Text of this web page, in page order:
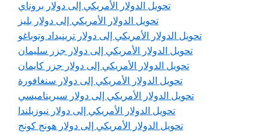
تحويل الدولار الأمريكي إلى دولار بروناي
تحويل الدولار الأمريكي إلى دولار بليز
تحويل الدولار الأمريكي إلى دولار ترينيداد وتوباغو
تحويل الدولار الأمريكي إلى دولار جزر سليمان
تحويل الدولار الأمريكي إلى دولار جزر كايمان
تحويل الدولار الأمريكي إلى دولار سنغافورة
تحويل الدولار الأمريكي إلى دولار سيريناميسي
تحويل الدولار الأمريكي إلى دولار نيوزيلندا
تحويل الدولار الأمريكي إلى دولار هونج كونج